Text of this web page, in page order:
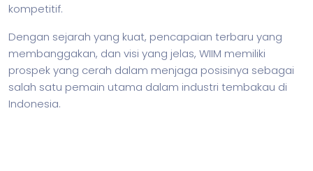
kompetitif.
Dengan sejarah yang kuat, pencapaian terbaru yang
membanggakan, dan visi yang jelas, WIIM memiliki
prospek yang cerah dalam menjaga posisinya sebagai
salah satu pemain utama dalam industri tembakau di
Indonesia.